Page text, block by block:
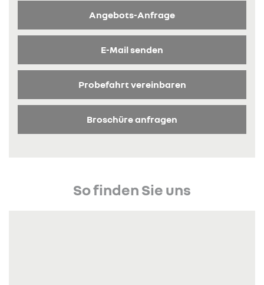
Angebots-Anfrage
E-Mail senden
Probefahrt vereinbaren
Broschüre anfragen
So finden Sie uns